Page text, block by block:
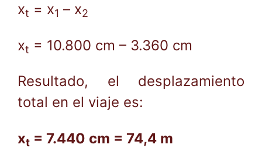
xt = x1 – x2
xt = 10.800 cm – 3.360 cm
Resultado, el desplazamiento
total en el viaje es:
xt = 7.440 cm = 74,4 m